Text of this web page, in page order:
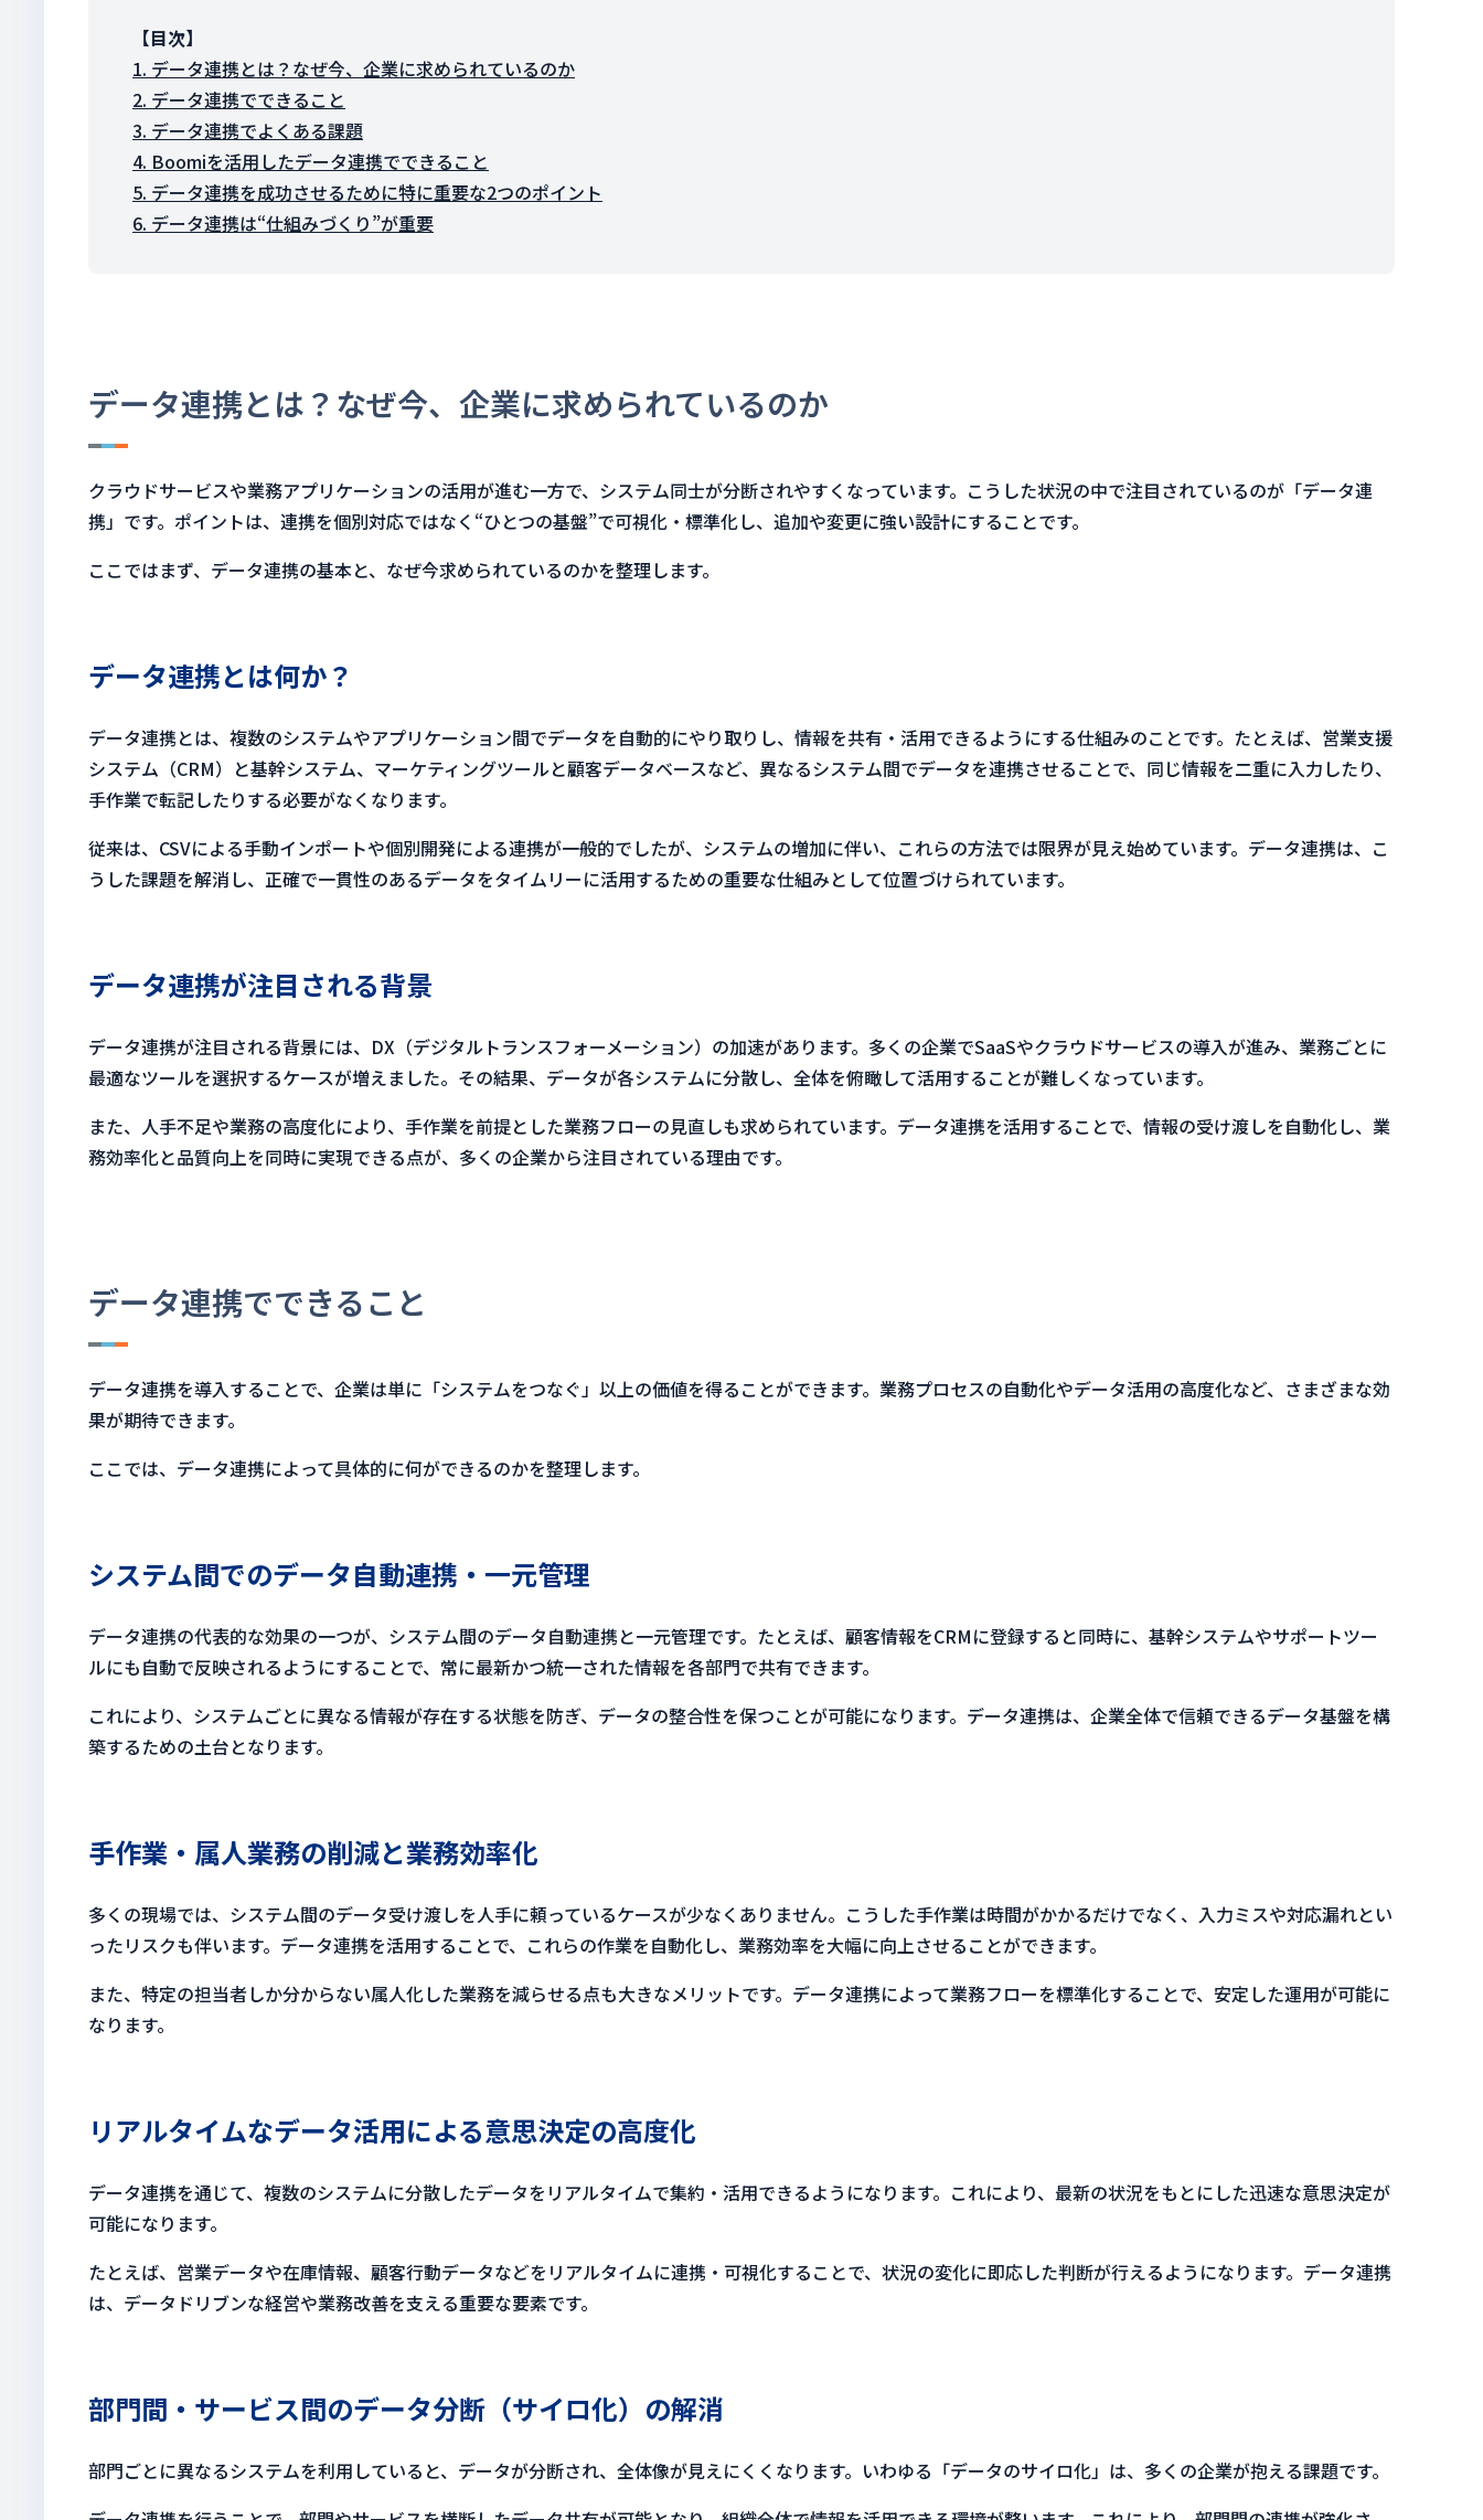
【目次】
1. データ連携とは？なぜ今、企業に求められているのか
2. データ連携でできること
3. データ連携でよくある課題
4. Boomiを活用したデータ連携でできること
5. データ連携を成功させるために特に重要な2つのポイント
6. データ連携は“仕組みづくり”が重要
データ連携とは？なぜ今、企業に求められているのか
クラウドサービスや業務アプリケーションの活用が進む一方で、システム同士が分断されやすくなっています。こうした状況の中で注目されているのが「データ連
携」です。ポイントは、連携を個別対応ではなく“ひとつの基盤”で可視化・標準化し、追加や変更に強い設計にすることです。
ここではまず、データ連携の基本と、なぜ今求められているのかを整理します。
データ連携とは何か？
データ連携とは、複数のシステムやアプリケーション間でデータを自動的にやり取りし、情報を共有・活用できるようにする仕組みのことです。たとえば、営業支援
システム（CRM）と基幹システム、マーケティングツールと顧客データベースなど、異なるシステム間でデータを連携させることで、同じ情報を二重に入力したり、
手作業で転記したりする必要がなくなります。
従来は、CSVによる手動インポートや個別開発による連携が一般的でしたが、システムの増加に伴い、これらの方法では限界が見え始めています。データ連携は、こ
うした課題を解消し、正確で一貫性のあるデータをタイムリーに活用するための重要な仕組みとして位置づけられています。
データ連携が注目される背景
データ連携が注目される背景には、DX（デジタルトランスフォーメーション）の加速があります。多くの企業でSaaSやクラウドサービスの導入が進み、業務ごとに
最適なツールを選択するケースが増えました。その結果、データが各システムに分散し、全体を俯瞰して活用することが難しくなっています。
また、人手不足や業務の高度化により、手作業を前提とした業務フローの見直しも求められています。データ連携を活用することで、情報の受け渡しを自動化し、業
務効率化と品質向上を同時に実現できる点が、多くの企業から注目されている理由です。
データ連携でできること
データ連携を導入することで、企業は単に「システムをつなぐ」以上の価値を得ることができます。業務プロセスの自動化やデータ活用の高度化など、さまざまな効
果が期待できます。
ここでは、データ連携によって具体的に何ができるのかを整理します。
システム間でのデータ自動連携・一元管理
データ連携の代表的な効果の一つが、システム間のデータ自動連携と一元管理です。たとえば、顧客情報をCRMに登録すると同時に、基幹システムやサポートツー
ルにも自動で反映されるようにすることで、常に最新かつ統一された情報を各部門で共有できます。
これにより、システムごとに異なる情報が存在する状態を防ぎ、データの整合性を保つことが可能になります。データ連携は、企業全体で信頼できるデータ基盤を構
築するための土台となります。
手作業・属人業務の削減と業務効率化
多くの現場では、システム間のデータ受け渡しを人手に頼っているケースが少なくありません。こうした手作業は時間がかかるだけでなく、入力ミスや対応漏れとい
ったリスクも伴います。データ連携を活用することで、これらの作業を自動化し、業務効率を大幅に向上させることができます。
また、特定の担当者しか分からない属人化した業務を減らせる点も大きなメリットです。データ連携によって業務フローを標準化することで、安定した運用が可能に
なります。
リアルタイムなデータ活用による意思決定の高度化
データ連携を通じて、複数のシステムに分散したデータをリアルタイムで集約・活用できるようになります。これにより、最新の状況をもとにした迅速な意思決定が
可能になります。
たとえば、営業データや在庫情報、顧客行動データなどをリアルタイムに連携・可視化することで、状況の変化に即応した判断が行えるようになります。データ連携
は、データドリブンな経営や業務改善を支える重要な要素です。
部門間・サービス間のデータ分断（サイロ化）の解消
部門ごとに異なるシステムを利用していると、データが分断され、全体像が見えにくくなります。いわゆる「データのサイロ化」は、多くの企業が抱える課題です。